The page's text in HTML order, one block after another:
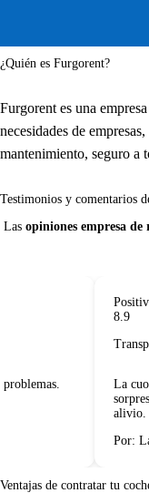
¿Quién es Furgorent?
Furgorent es una
necesidades de
mantenimiento, seguro a
Testimonios y comentarios
Las opiniones empresa de
Positivo
8.9
La
alivio.
Por:
Ventajas de contratar tu